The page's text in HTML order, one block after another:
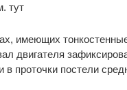
тут
имеющих
двигателя
проточки постели